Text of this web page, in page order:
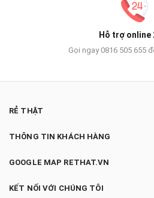
Hỗ trợ online
Gọi ngay 0816 505 655
RẺ THẬT
THÔNG TIN KHÁCH HÀNG
GOOGLE MAP RETHAT.VN
KẾT NỐI VỚI CHÚNG TÔI